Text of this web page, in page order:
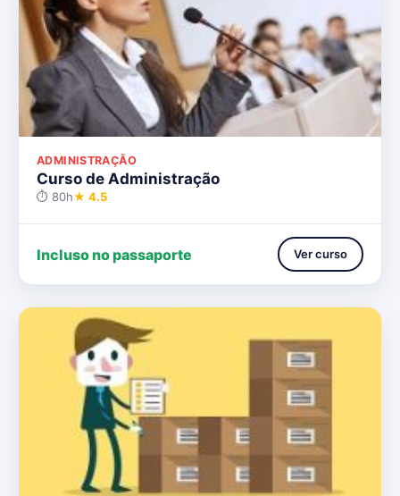
ADMINISTRAÇÃO
Curso de Administração
⏱ 80h★ 4.5
Incluso no passaporte Ver curso